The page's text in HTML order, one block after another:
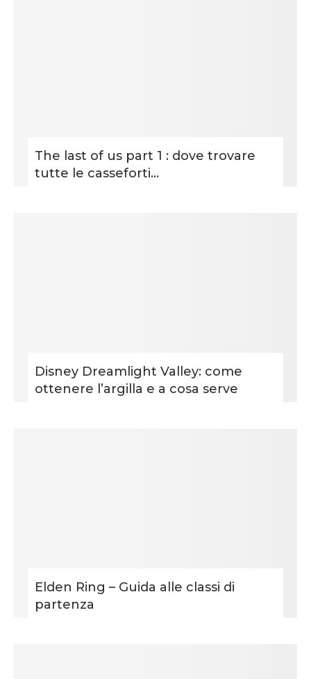
The last of us part 1 : dove trovare
tutte le casseforti...
Disney Dreamlight Valley: come
ottenere l’argilla e a cosa serve
Elden Ring – Guida alle classi di
partenza